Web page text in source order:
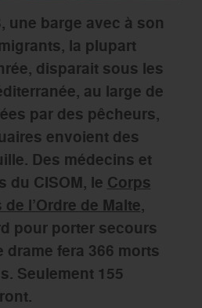
une barge avec à son
la plupart
disparait sous les
au large de
par des pêcheurs,
envoient des
Des médecins et
du CISOM, le Corps
l’Ordre de Malte,
pour porter secours
drame fera 366 morts
Seulement 155